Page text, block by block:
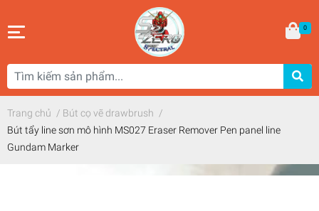
0
Trang chủ / Bút cọ vẽ drawbrush /
Bút tẩy line sơn mô hình MS027 Eraser Remover Pen panel line
Gundam Marker